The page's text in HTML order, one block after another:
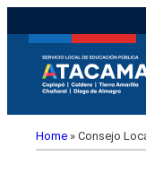
Home » Consejo